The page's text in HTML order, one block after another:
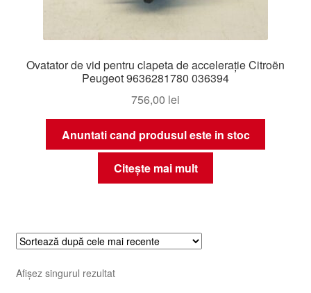
Ovatator de vid pentru clapeta de accelerație Citroën
Peugeot 9636281780 036394
756,00 lei
Anuntati cand produsul este in stoc
Citește mai mult
Afișez singurul rezultat